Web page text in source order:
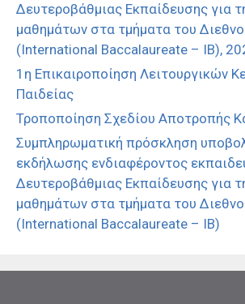
Δευτεροβάθμιας Εκπαίδευσης για
μαθημάτων στα τμήματα του
(International Baccalaureate – IB),
1η Επικαιροποίηση Λειτουργικών
Παιδείας
Τροποποίηση Σχεδίου Αποτροπής
Συμπληρωματική πρόσκληση
εκδήλωσης ενδιαφέροντος
Δευτεροβάθμιας Εκπαίδευσης για
μαθημάτων στα τμήματα του
(International Baccalaureate – IB)